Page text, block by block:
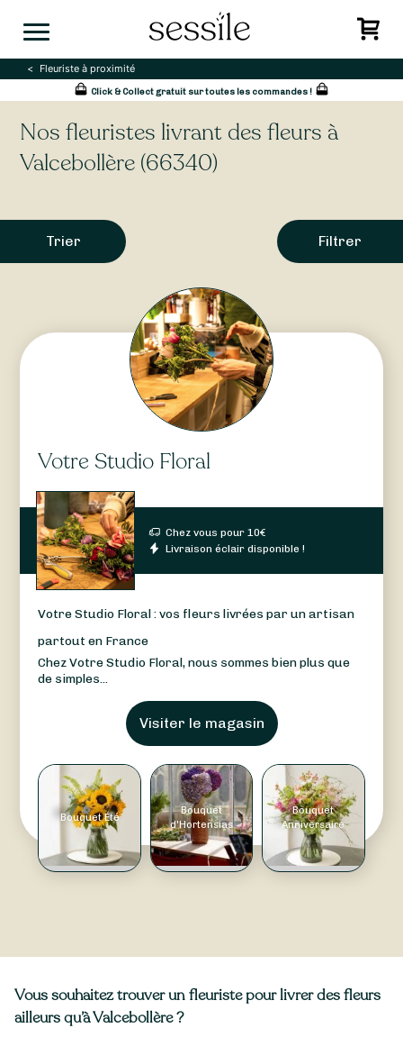
Fleuriste à proximité
Click & Collect gratuit sur toutes les commandes !
Nos fleuristes livrant des fleurs à
Valcebollère (66340)
Trier Filtrer
Votre Studio Floral
Chez vous pour10€
Livraison éclair disponible !
Votre Studio Floral : vos fleurs livrées par un artisan
partout en France
Chez Votre Studio Floral, nous sommes bien plus que
de simples...
Visiter le magasin
Bouquet Été
Bouquet
d'Hortensias
Bouquet
Anniversaire
Vous souhaitez trouver un fleuriste pour livrer des fleurs
ailleurs qu’à Valcebollère ?